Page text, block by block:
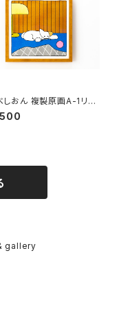
しおん 複製原画A-1リソ
遊びつかれて」 （額装有
サイン入り
gallery